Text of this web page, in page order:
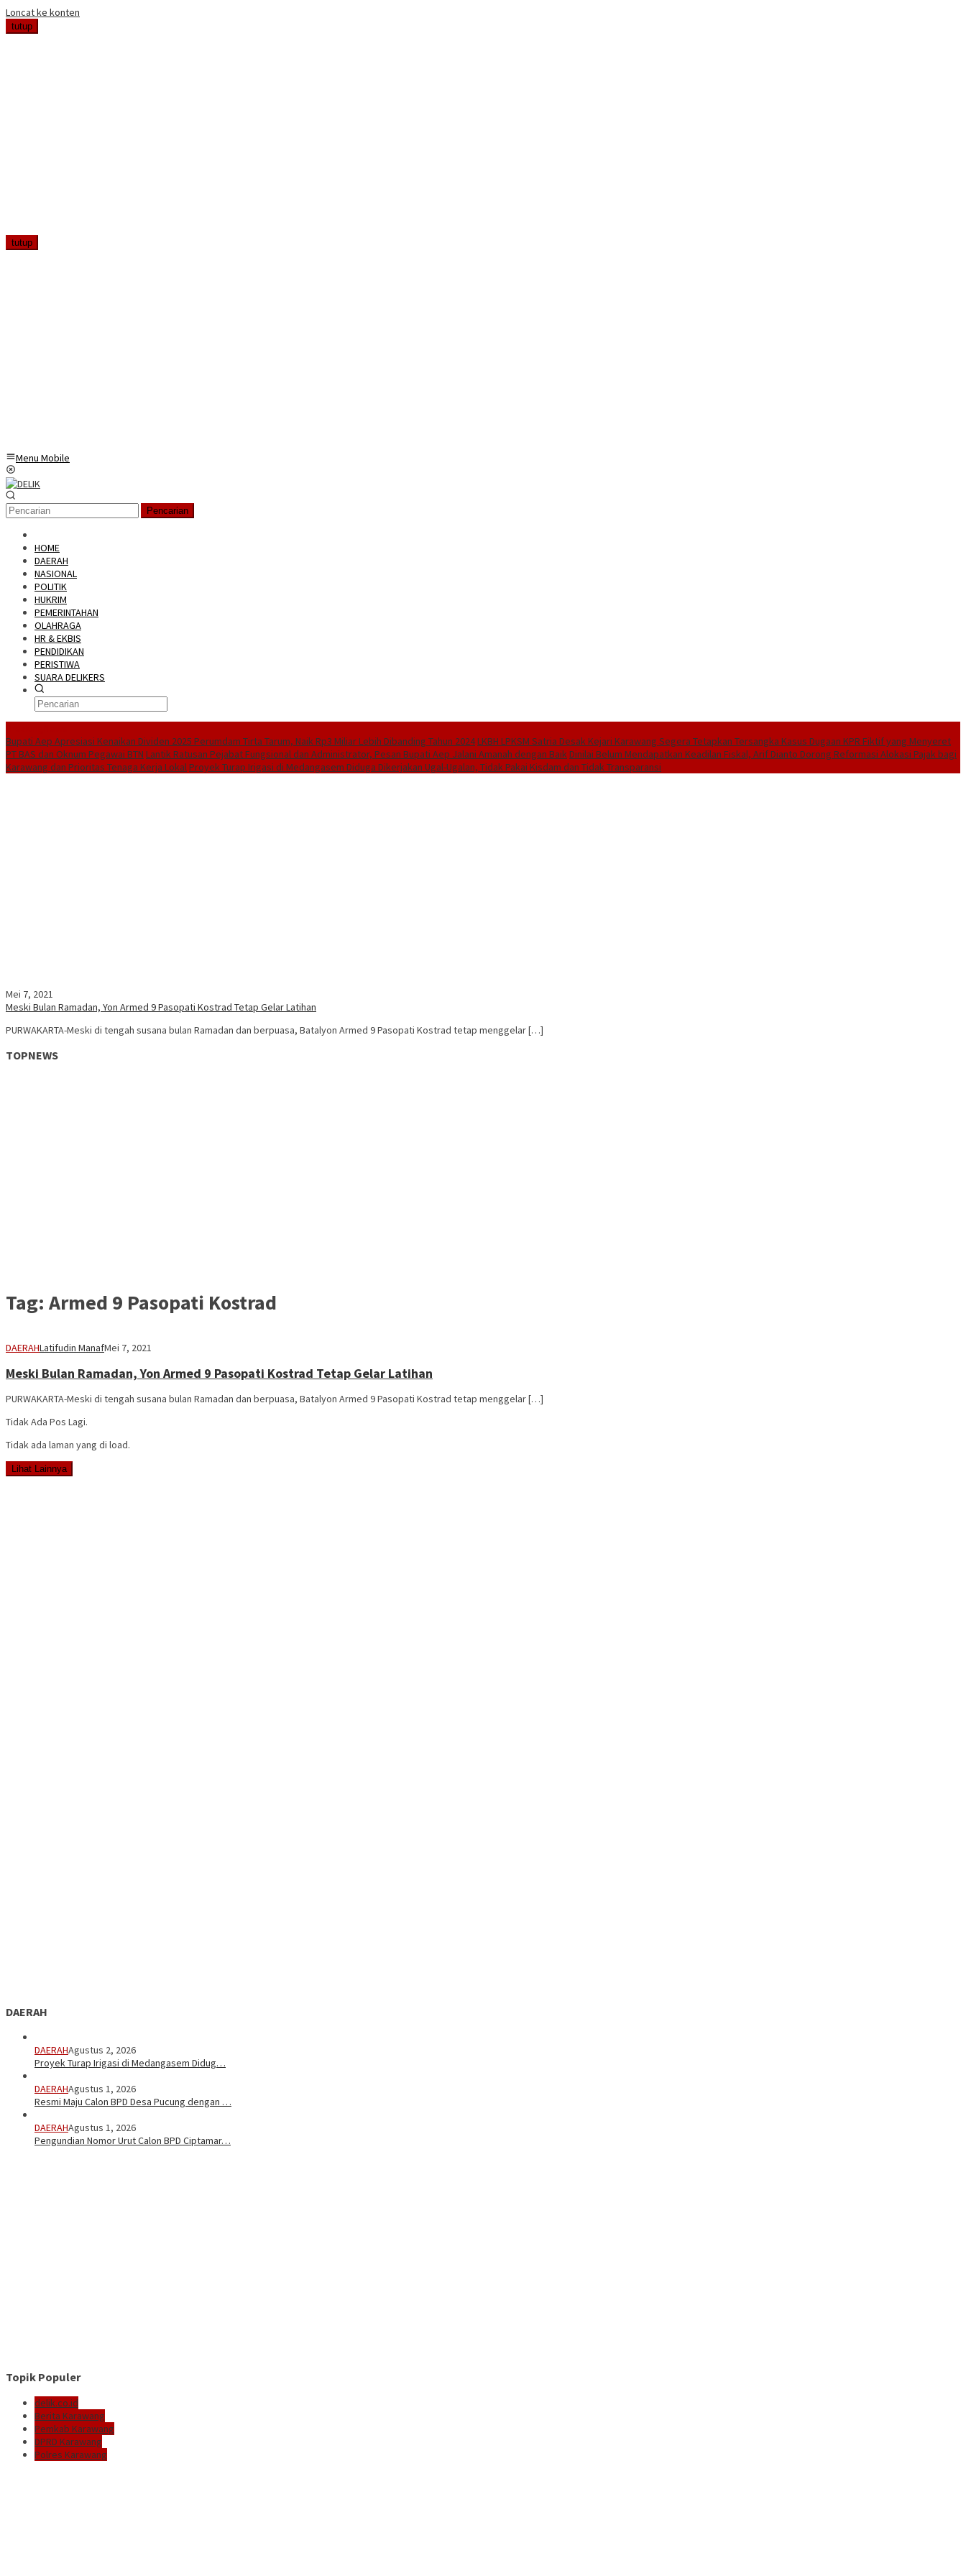
Loncat ke konten
tutup
tutup
Menu Mobile
Pencarian
HOME
DAERAH
NASIONAL
POLITIK
HUKRIM
PEMERINTAHAN
OLAHRAGA
HR & EKBIS
PENDIDIKAN
PERISTIWA
SUARA DELIKERS
Bupati Aep Apresiasi Kenaikan Dividen 2025 Perumdam Tirta Tarum, Naik Rp3 Miliar Lebih Dibanding Tahun 2024LKBH LPKSM Satria Desak Kejari Karawang Segera Tetapkan Tersangka Kasus Dugaan KPR Fiktif yang Menyeret
PT BAS dan Oknum Pegawai BTN Lantik Ratusan Pejabat Fungsional dan Administrator, Pesan Bupati Aep Jalani Amanah dengan BaikDinilai Belum Mendapatkan Keadilan Fiskal, Arif Dianto Dorong Reformasi Alokasi Pajak bagi
Karawang dan Prioritas Tenaga Kerja LokalProyek Turap Irigasi di Medangasem Diduga Dikerjakan Ugal-Ugalan, Tidak Pakai Kisdam dan Tidak Transparansi
Mei 7, 2021
Meski Bulan Ramadan, Yon Armed 9 Pasopati Kostrad Tetap Gelar Latihan
PURWAKARTA-Meski di tengah susana bulan Ramadan dan berpuasa, Batalyon Armed 9 Pasopati Kostrad tetap menggelar […]
TOPNEWS
Tag: Armed 9 Pasopati Kostrad
DAERAHLatifudin ManafMei 7, 2021
Meski Bulan Ramadan, Yon Armed 9 Pasopati Kostrad Tetap Gelar Latihan
PURWAKARTA-Meski di tengah susana bulan Ramadan dan berpuasa, Batalyon Armed 9 Pasopati Kostrad tetap menggelar […]
Tidak Ada Pos Lagi.
Tidak ada laman yang di load.
Lihat Lainnya
DAERAH
DAERAHAgustus 2, 2026
Proyek Turap Irigasi di Medangasem Didug…
DAERAHAgustus 1, 2026
Resmi Maju Calon BPD Desa Pucung dengan …
DAERAHAgustus 1, 2026
Pengundian Nomor Urut Calon BPD Ciptamar…
Topik Populer
delik.co.id
Berita Karawang
Pemkab Karawang
DPRD Karawang
Polres Karawang